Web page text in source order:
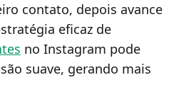
contato, depois avance
eficaz de
no Instagram pode
suave, gerando mais